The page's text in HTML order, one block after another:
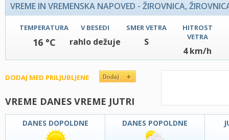
VREME IN VREMENSKA NAPOVED - ŽIROVNICA,
TEMPERATURA
16 °C
V BESEDI
rahlo dežuje
SMER VETRA
S
HITROST
VETRA
4 km/h
DODAJ MED PRILJUBLJENE
VREME DANES VREME JUTRI
DANES DOPOLDNE DANES POPOLDNE